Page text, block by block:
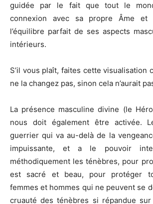
guidée par le fait que tout le
connexion avec sa propre Âme et
l’équilibre parfait de ses aspects
intérieurs.
S’il vous plaît, faites cette visualisation
ne la changez pas, sinon cela n’aurait
La présence masculine divine (le
nous doit également être activée.
guerrier qui va au-delà de la
impuissante, et a le pouvoir
méthodiquement les ténèbres, pour
est sacré et beau, pour protéger
femmes et hommes qui ne peuvent se
cruauté des ténèbres si répandue